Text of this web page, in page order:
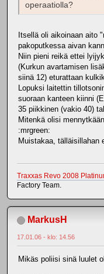
operaatiolla?
Itsellä oli aikoinaan aito
pakoputkessa aivan
Niin pieni reikä ettei
(Kurkun avartamisen
siinä 12) eturattaan
Lopuksi laitettin
suoraan kanteen kiinni
35 piikkinen (vakio 40)
Mitenkä olisi
:mrgreen:
Muistakaa, tälläisillahan
Traxxas Revo 2008
Factory Team.
MarkusH
17.01.06 - klo: 14.56
Mikäs poliisi sinä luulet